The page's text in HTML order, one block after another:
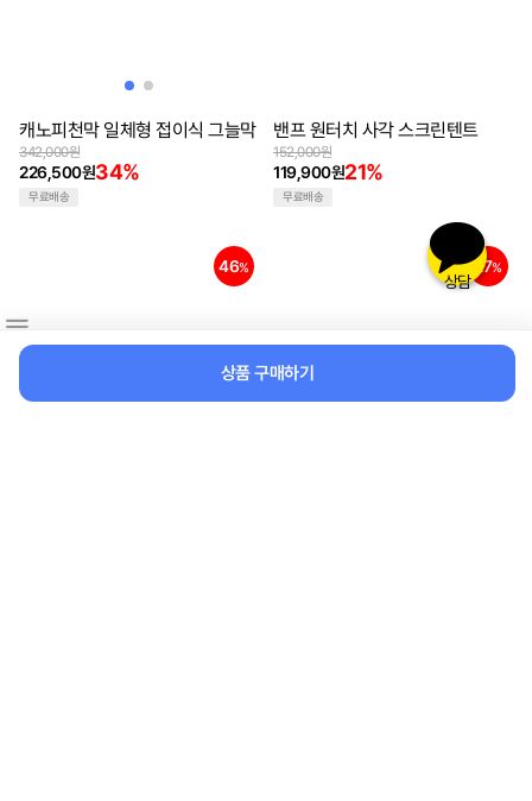
상담
상품 구매하기
캐노피천막 일체형 접이식 그늘막
226,500원34%
342,000원
무료배송
밴프 원터치 사각 스크린텐트
119,900원21%
152,000원
무료배송
46% 27%